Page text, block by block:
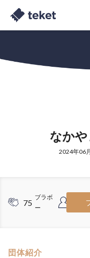
なか
2024年06
75
ブラボ
ー
ー
団体紹介